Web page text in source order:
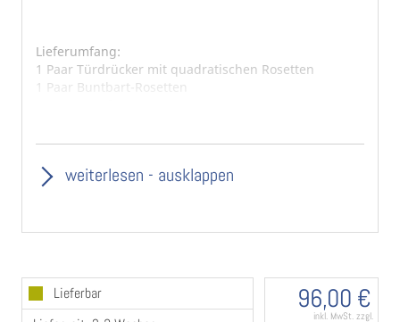
Lieferumfang:
1 Paar Türdrücker mit quadratischen Rosetten
1 Paar Buntbart-Rosetten
Basis: massives Zamak
inklusive 8x8 mm Vierkantstift und Schrauben
weiterlesen - ausklappen
Lieferbar
96,00 €
inkl. MwSt. zzgl.